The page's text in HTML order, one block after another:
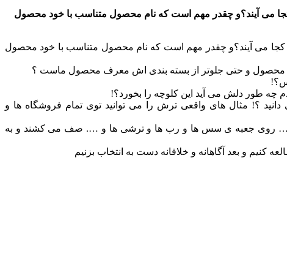
می آیند؟و چقدر مهم است که نام محصول متناسب با خود محصول
کجا می آیند؟و چقدر مهم است که نام محصول متناسب با خود محصول
محصول و حتی جلوتر از بسته بندی اش معرف محصول ماست ؟
چه طور دلش می آید این کلوچه را بخورد؟!
؟! مثال های واقعی ترش را می توانید توی تمام فروشگاه ها و
و … روی جعبه ی سس ها و رب ها و ترشی ها و …. صف می کشند و به
و بعد آگاهانه و خلاقانه دست به انتخاب بزنیم